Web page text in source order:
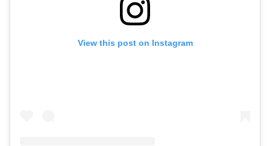
View this post on Instagram